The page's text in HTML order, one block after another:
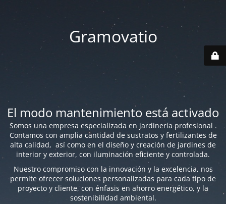
Gramovatio
El modo mantenimiento está activado
Somos una empresa especializada en jardinería profesional .
Contamos con amplia cantidad de sustratos y fertilizantes de
alta calidad, así como en el diseño y creación de jardines de
interior y exterior, con iluminación eficiente y controlada.
Nuestro compromiso con la innovación y la excelencia, nos
permite ofrecer soluciones personalizadas para cada tipo de
proyecto y cliente, con énfasis en ahorro energético, y la
sostenibilidad ambiental.